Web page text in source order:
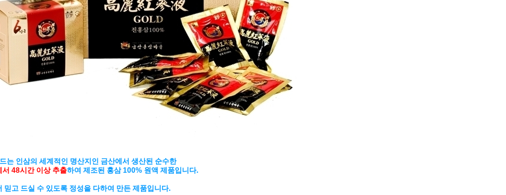
는 인삼의 세계적인 명산지인 금산에서 생산된 순수한
서 48시간 이상 추출하여 제조된 홍삼 100% 원액 제품입니다.
믿고 드실 수 있도록 정성을 다하여 만든 제품입니다.